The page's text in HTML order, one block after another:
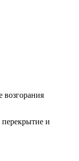
возгорания
и